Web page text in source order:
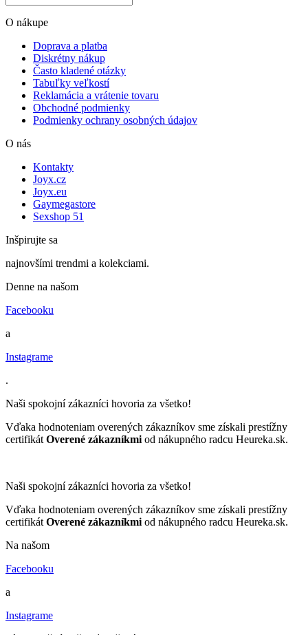
O nákupe
Doprava a platba
Diskrétny nákup
Často kladené otázky
Tabuľky veľkostí
Reklamácia a vrátenie tovaru
Obchodné podmienky
Podmienky ochrany osobných údajov
O nás
Kontakty
Joyx.cz
Joyx.eu
Gaymegastore
Sexshop 51
Inšpirujte sa
najnovšími trendmi a kolekciami.
Denne na našom
Facebooku
a
Instagrame
.
Naši spokojní zákazníci hovoria za všetko!
Vďaka hodnoteniam overených zákazníkov sme získali prestížny
certifikát Overené zákazníkmi od nákupného radcu Heureka.sk.
Naši spokojní zákazníci hovoria za všetko!
Vďaka hodnoteniam overených zákazníkov sme získali prestížny
certifikát Overené zákazníkmi od nákupného radcu Heureka.sk.
Na našom
Facebooku
a
Instagrame